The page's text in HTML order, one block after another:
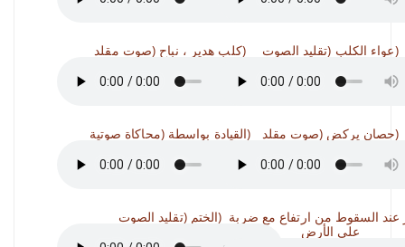
كلب هدير ، نباح (صوت مقلد)
القيادة بواسطة (محاكاة صوتية)
الختم (تقليد الصوت)
عواء الكلب (تقليد الصوت)
حصان يركض (صوت مقلد)
عند السقوط من ارتفاع مع ضربة
على الأرض